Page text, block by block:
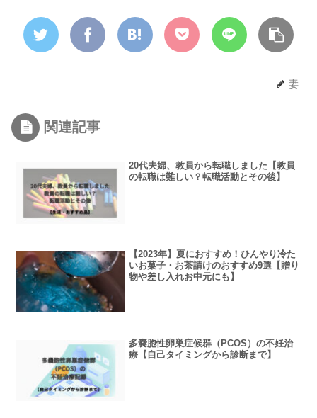
妻
関連記事
20代夫婦、教員から転職しました【教員
の転職は難しい？転職活動とその後】
【2023年】夏におすすめ！ひんやり冷た
いお菓子・お茶請けのおすすめ9選【贈り
物や差し入れお中元にも】
多嚢胞性卵巣症候群（PCOS）の不妊治
療【自己タイミングから診断まで】